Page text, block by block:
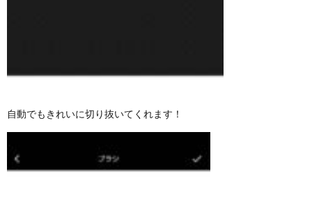
自動でもきれいに切り抜いてくれます！